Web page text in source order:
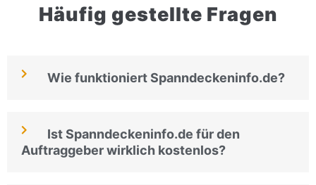
Häufig gestellte Fragen
Wie funktioniert Spanndeckeninfo.de?
Ist Spanndeckeninfo.de für den
Auftraggeber wirklich kostenlos?